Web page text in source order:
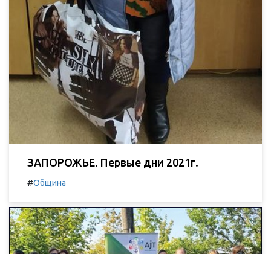
ЗАПОРОЖЬЕ. Первые дни 2021г.
#Община